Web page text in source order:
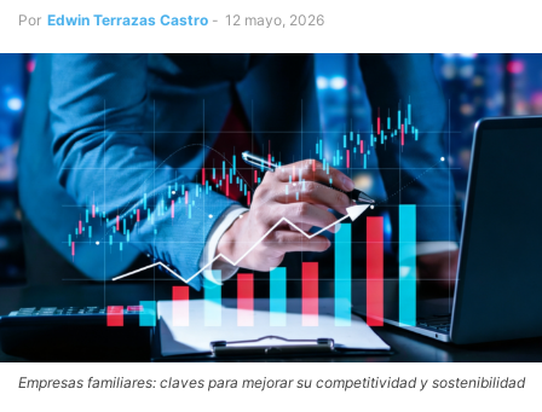
Por Edwin Terrazas Castro - 12 mayo, 2026
Empresas familiares: claves para mejorar su competitividad y sostenibilidad